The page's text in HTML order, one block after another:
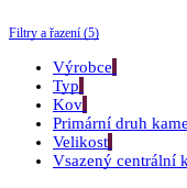
Filtry a řazení (5)
Výrobce
Typ
Kov
Primární druh
Velikost
Vsazený centrální